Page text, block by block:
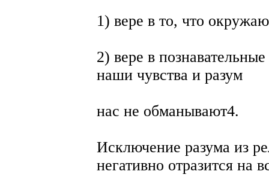
1) вере в то, что
2) вере в
наши чувства и разум
нас не обманывают4.
Исключение разума из
негативно отразится на